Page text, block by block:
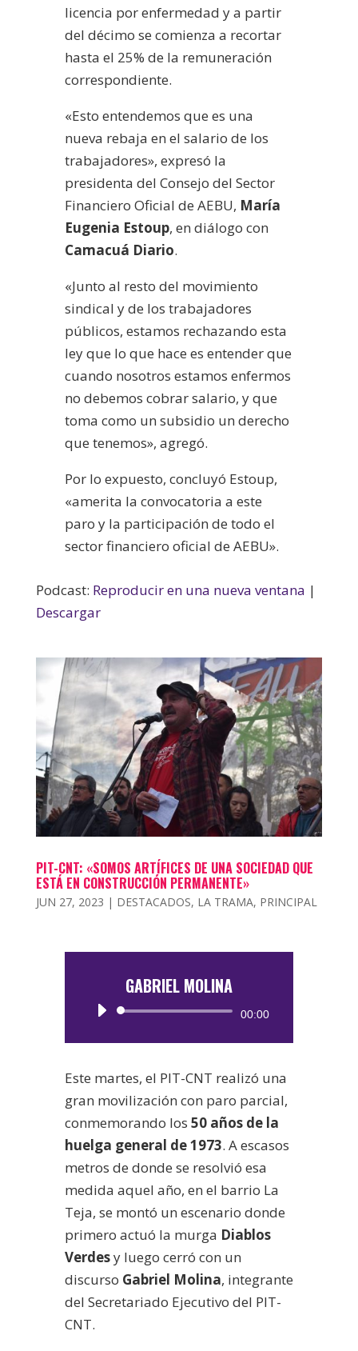
licencia por enfermedad y a partir
del décimo se comienza a recortar
hasta el 25% de la remuneración
correspondiente.
«Esto entendemos que es una
nueva rebaja en el salario de los
trabajadores», expresó la
presidenta del Consejo del Sector
Financiero Oficial de AEBU, María
Eugenia Estoup, en diálogo con
Camacuá Diario.
«Junto al resto del movimiento
sindical y de los trabajadores
públicos, estamos rechazando esta
ley que lo que hace es entender que
cuando nosotros estamos enfermos
no debemos cobrar salario, y que
toma como un subsidio un derecho
que tenemos», agregó.
Por lo expuesto, concluyó Estoup,
«amerita la convocatoria a este
paro y la participación de todo el
sector financiero oficial de AEBU».
Podcast: Reproducir en una nueva ventana |
Descargar
PIT-CNT: «SOMOS ARTÍFICES DE UNA SOCIEDAD QUE
ESTÁ EN CONSTRUCCIÓN PERMANENTE»
JUN 27, 2023 | DESTACADOS, LA TRAMA, PRINCIPAL
GABRIEL MOLINA
Reproductor
00:00
Este martes, el PIT-CNT realizó una
gran movilización con paro parcial,
conmemorando los 50 años de la
huelga general de 1973. A escasos
metros de donde se resolvió esa
medida aquel año, en el barrio La
Teja, se montó un escenario donde
primero actuó la murga Diablos
Verdesy luego cerró con un
discurso Gabriel Molina, integrante
del Secretariado Ejecutivo del PIT-
CNT.